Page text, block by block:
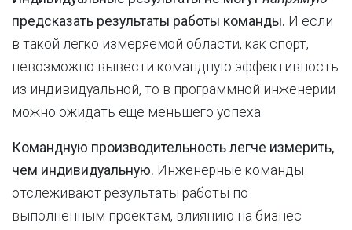
предсказать результаты работы команды. И если
в такой легко измеряемой области, как спорт,
невозможно вывести командную эффективность
из индивидуальной, то в программной инженерии
можно ожидать еще меньшего успеха.
Командную производительность легче измерить,
чем индивидуальную. Инженерные команды
отслеживают результаты работы по
выполненным проектам, влиянию на бизнес